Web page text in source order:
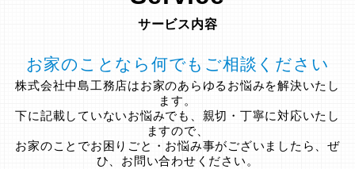
サービス内容
お家のことなら何でもご相談ください
株式会社中島工務店はお家のあらゆるお悩みを解決いたし
ます。
下に記載していないお悩みでも、親切・丁寧に対応いたし
ますので、
お家のことでお困りごと・お悩み事がございましたら、ぜ
ひ、お問い合わせください。